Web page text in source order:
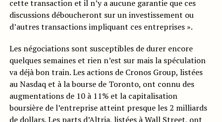
cette transaction et il n’y a aucune garantie que ces
discussions déboucheront sur un investissement ou
d’autres transactions impliquant ces entreprises ».
Les négociations sont susceptibles de durer encore
quelques semaines et rien n’est sur mais la spéculation
va déjà bon train. Les actions de Cronos Group, listées
au Nasdaq et à la bourse de Toronto, ont connu des
augmentations de 10 à 11% et la capitalisation
boursière de l’entreprise atteint presque les 2 milliards
de dollars. Les parts d’Altria, listées à Wall Street, ont